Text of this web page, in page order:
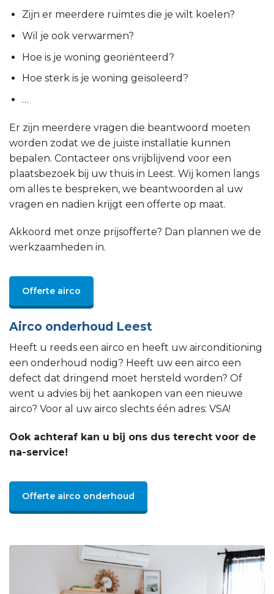
Zijn er meerdere ruimtes die je wilt koelen?
Wil je ook verwarmen?
Hoe is je woning georiënteerd?
Hoe sterk is je woning geïsoleerd?
…
Er zijn meerdere vragen die beantwoord moeten
worden zodat we de juiste installatie kunnen
bepalen. Contacteer ons vrijblijvend voor een
plaatsbezoek bij uw thuis in Leest. Wij komen langs
om alles te bespreken, we beantwoorden al uw
vragen en nadien krijgt een offerte op maat.
Akkoord met onze prijsofferte? Dan plannen we de
werkzaamheden in.
Offerte airco
Airco onderhoud Leest
Heeft u reeds een airco en heeft uw airconditioning
een onderhoud nodig? Heeft uw een airco een
defect dat dringend moet hersteld worden? Of
went u advies bij het aankopen van een nieuwe
airco? Voor al uw airco slechts één adres: VSA!
Ook achteraf kan u bij ons dus terecht voor de
na-service!
Offerte airco onderhoud